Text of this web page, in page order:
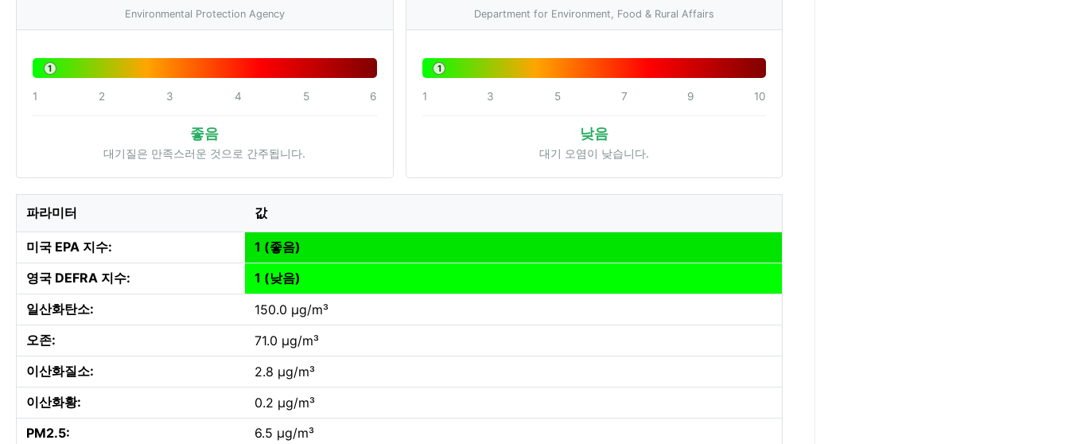
Environmental Protection Agency
1
1 2 3 4 5 6
좋음
대기질은 만족스러운 것으로 간주됩니다.
Department for Environment, Food & Rural Affairs
1
1 3 5 7 9 10
낮음
대기 오염이 낮습니다.
파라미터 값
미국 EPA 지수:
1 (좋음)
영국 DEFRA 지수:
1 (낮음)
일산화탄소:
150.0 µg/m³
오존:
71.0 µg/m³
이산화질소:
2.8 µg/m³
이산화황:
0.2 µg/m³
PM2.5:
6.5 µg/m³